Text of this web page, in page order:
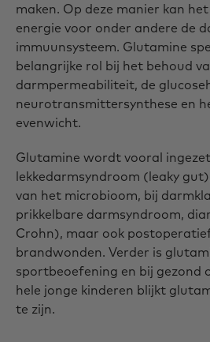
maken. Op deze manier kan
energie voor onder andere de
immuunsysteem. Glutamine
belangrijke rol bij het behoud
darmpermeabiliteit, de
neurotransmittersynthese en
evenwicht.
Glutamine wordt vooral
lekkedarmsyndroom (leaky
van het microbioom, bij
prikkelbare darmsyndroom,
Crohn), maar ook
brandwonden. Verder is
sportbeoefening en bij gezond
hele jonge kinderen blijkt
te zijn.